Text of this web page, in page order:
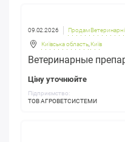
09.02.2026 Продам
Київська область, Київ
Ветеринарные
Ціну уточнюйте
Підприємство:
ТОВ АГРОВЕТСИСТЕМИ